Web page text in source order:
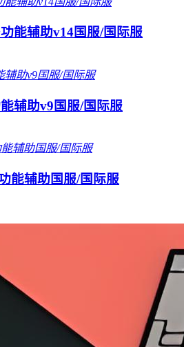
能辅助v14国服/国际服
辅助v9国服/国际服
能辅助国服/国际服